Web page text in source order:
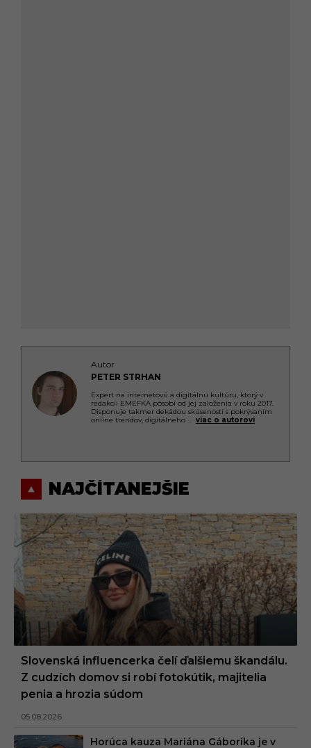
Autor
PETER STRHAN
Expert na internetovú a digitálnu kultúru, ktorý v
redakcii EMEFKA pôsobí od jej založenia v roku 2017.
Disponuje takmer dekádou skúseností s pokrývaním
online trendov, digitálneho
viac o autorovi
NAJČÍTANEJŠIE
Slovenská influencerka čelí ďalšiemu škandálu.
Z cudzích domov si robí fotokútik, majitelia
penia a hrozia súdom
05.08.2026
Horúca kauza Mariána Gáboríka je v